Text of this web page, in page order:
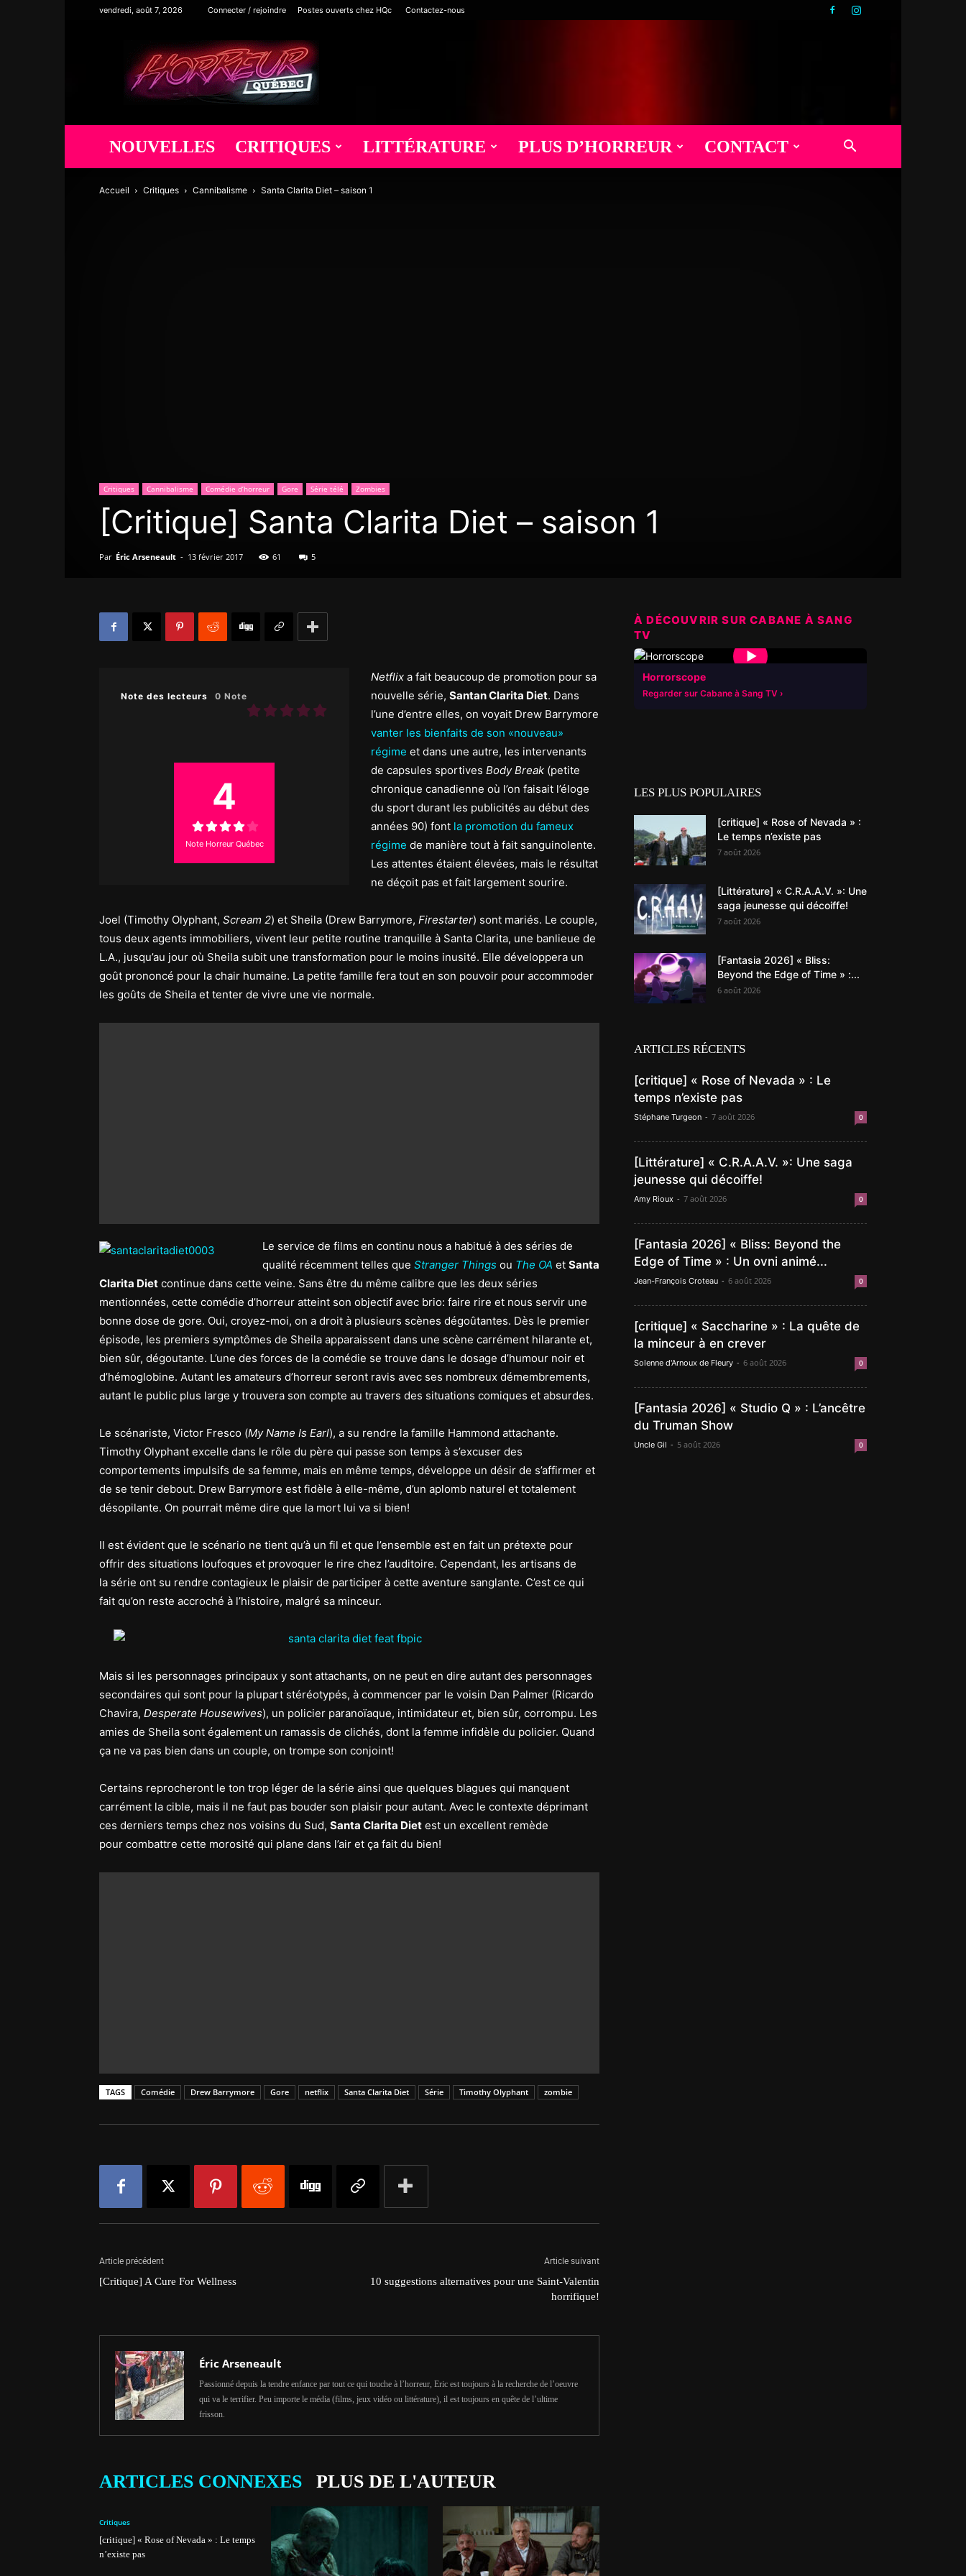
vendredi, août 7, 2026 Connecter / rejoindre Postes ouverts chez HQc Contactez-nous
Horreur
Québec
NOUVELLES CRITIQUES LITTÉRATURE PLUS D’HORREUR CONTACT
Accueil Critiques Cannibalisme Santa Clarita Diet – saison 1
Critiques Cannibalisme Comédie d’horreur Gore Série télé Zombies
[Critique] Santa Clarita Diet – saison 1
Par Éric Arseneault - 13 février 2017 61 5
Note des lecteurs 0 Note
4
Note Horreur Québec
Netflix a fait beaucoup de promotion pour sa
nouvelle série, Santan Clarita Diet. Dans
l’une d’entre elles, on voyait Drew Barrymore
vanter les bienfaits de son «nouveau»
régime et dans une autre, les intervenants
de capsules sportives Body Break (petite
chronique canadienne où l’on faisait l’éloge
du sport durant les publicités au début des
années 90) font la promotion du fameux
régime de manière tout à fait sanguinolente.
Les attentes étaient élevées, mais le résultat
ne déçoit pas et fait largement sourire.
Joel (Timothy Olyphant, Scream 2) et Sheila (Drew Barrymore, Firestarter) sont mariés. Le couple,
tous deux agents immobiliers, vivent leur petite routine tranquille à Santa Clarita, une banlieue de
L.A., jusqu’au jour où Sheila subit une transformation pour le moins inusité. Elle développera un
goût prononcé pour la chair humaine. La petite famille fera tout en son pouvoir pour accommoder
les goûts de Sheila et tenter de vivre une vie normale.
Le service de films en continu nous a habitué à des séries de
qualité récemment telles que Stranger Things ou The OA et Santa
Clarita Diet continue dans cette veine. Sans être du même calibre que les deux séries
mentionnées, cette comédie d’horreur atteint son objectif avec brio: faire rire et nous servir une
bonne dose de gore. Oui, croyez-moi, on a droit à plusieurs scènes dégoûtantes. Dès le premier
épisode, les premiers symptômes de Sheila apparaissent dans une scène carrément hilarante et,
bien sûr, dégoutante. L’une des forces de la comédie se trouve dans le dosage d’humour noir et
d’hémoglobine. Autant les amateurs d’horreur seront ravis avec ses nombreux démembrements,
autant le public plus large y trouvera son compte au travers des situations comiques et absurdes.
Le scénariste, Victor Fresco (My Name Is Earl), a su rendre la famille Hammond attachante.
Timothy Olyphant excelle dans le rôle du père qui passe son temps à s’excuser des
comportements impulsifs de sa femme, mais en même temps, développe un désir de s’affirmer et
de se tenir debout. Drew Barrymore est fidèle à elle-même, d’un aplomb naturel et totalement
désopilante. On pourrait même dire que la mort lui va si bien!
Il est évident que le scénario ne tient qu’à un fil et que l’ensemble est en fait un prétexte pour
offrir des situations loufoques et provoquer le rire chez l’auditoire. Cependant, les artisans de
la série ont su rendre contagieux le plaisir de participer à cette aventure sanglante. C’est ce qui
fait qu’on reste accroché à l’histoire, malgré sa minceur.
Mais si les personnages principaux y sont attachants, on ne peut en dire autant des personnages
secondaires qui sont pour la plupart stéréotypés, à commencer par le voisin Dan Palmer (Ricardo
Chavira, Desperate Housewives), un policier paranoïaque, intimidateur et, bien sûr, corrompu. Les
amies de Sheila sont également un ramassis de clichés, dont la femme infidèle du policier. Quand
ça ne va pas bien dans un couple, on trompe son conjoint!
Certains reprocheront le ton trop léger de la série ainsi que quelques blagues qui manquent
carrément la cible, mais il ne faut pas bouder son plaisir pour autant. Avec le contexte déprimant
ces derniers temps chez nos voisins du Sud, Santa Clarita Diet est un excellent remède
pour combattre cette morosité qui plane dans l’air et ça fait du bien!
TAGS Comédie Drew Barrymore Gore netflix Santa Clarita Diet Série Timothy Olyphant zombie
Article précédent
[Critique] A Cure For Wellness
Article suivant
10 suggestions alternatives pour une Saint-Valentin
horrifique!
Éric Arseneault
Passionné depuis la tendre enfance par tout ce qui touche à l’horreur, Eric est toujours à la recherche de l’oeuvre
qui va le terrifier. Peu importe le média (films, jeux vidéo ou littérature), il est toujours en quête de l’ultime
frisson.
ARTICLES CONNEXES PLUS DE L'AUTEUR
Critiques
[critique] « Rose of Nevada » : Le temps
n’existe pas
À DÉCOUVRIR SUR CABANE À SANG
TV
▶
Horrorscope
Regarder sur Cabane à Sang TV
LES PLUS POPULAIRES
[critique] « Rose of Nevada » :
Le temps n’existe pas
7 août 2026
[Littérature] « C.R.A.A.V. »: Une
saga jeunesse qui décoiffe!
7 août 2026
[Fantasia 2026] « Bliss:
Beyond the Edge of Time » :...
6 août 2026
ARTICLES RÉCENTS
[critique] « Rose of Nevada » : Le
temps n’existe pas
Stéphane Turgeon - 7 août 2026 0
[Littérature] « C.R.A.A.V. »: Une saga
jeunesse qui décoiffe!
Amy Rioux - 7 août 2026 0
[Fantasia 2026] « Bliss: Beyond the
Edge of Time » : Un ovni animé...
Jean-François Croteau - 6 août 2026 0
[critique] « Saccharine » : La quête de
la minceur à en crever
Solenne d'Arnoux de Fleury - 6 août 2026 0
[Fantasia 2026] « Studio Q » : L’ancêtre
du Truman Show
Uncle Gil - 5 août 2026 0